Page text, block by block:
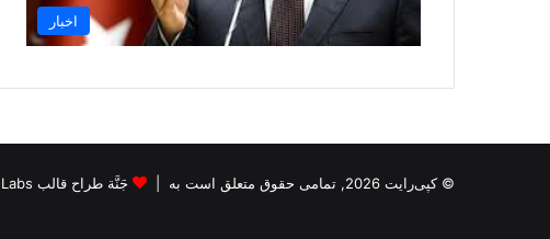
اخبار
© کپی‌رایت 2026, تمامی حقوق متعلق است به | جَنَّة طراح قالب TieLabs